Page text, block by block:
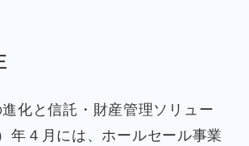
化と信託・財産管理ソリュー
年４月には、ホールセール事業